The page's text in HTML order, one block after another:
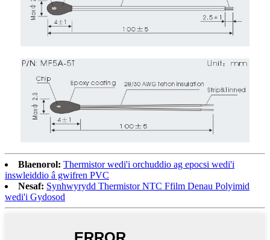
Blaenorol: Thermistor wedi'i orchuddio ag epocsi wedi'i
inswleiddio â gwifren PVC
Nesaf: Synhwyrydd Thermistor NTC Ffilm Denau Polyimid
wedi'i Gydosod